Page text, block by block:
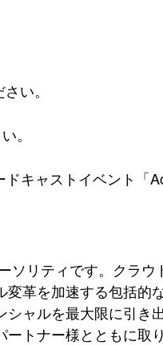
い。
。
キャストイベント「
リティです。クラ
革を加速する包括的
ャルを最大限に引き
トナー様とともに取